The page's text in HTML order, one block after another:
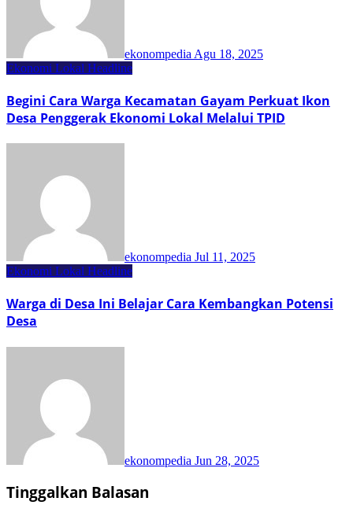
ekonompedia Agu 18, 2025
Ekonomi Lokal Headline
Begini Cara Warga Kecamatan Gayam Perkuat Ikon
Desa Penggerak Ekonomi Lokal Melalui TPID
ekonompedia Jul 11, 2025
Ekonomi Lokal Headline
Warga di Desa Ini Belajar Cara Kembangkan Potensi
Desa
ekonompedia Jun 28, 2025
Tinggalkan Balasan